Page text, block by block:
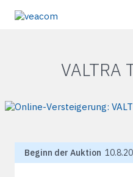
VALTRA
Beginn der Auktion